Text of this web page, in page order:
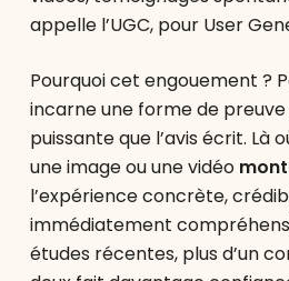
appelle l’UGC, pour User
Pourquoi cet engouement ?
incarne une forme de
puissante que l’avis écrit. Là
une image ou une vidéo
l’expérience concrète,
immédiatement
études récentes, plus d’un